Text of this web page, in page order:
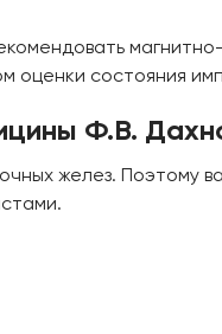
оценки состояния
Ф.В.
желез. Поэтому